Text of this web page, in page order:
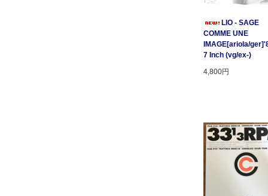
LIO - SAGE
COMME UNE
IMAGE[ariola/
7 Inch (vg/ex-)
4,800円